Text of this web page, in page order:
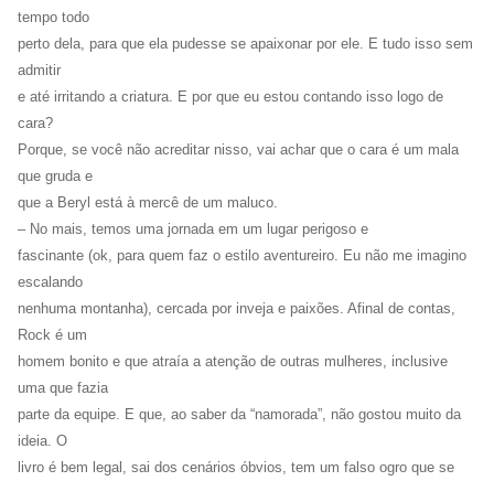
tempo todo
perto dela, para que ela pudesse se apaixonar por ele. E tudo isso sem
admitir
e até irritando a criatura. E por que eu estou contando isso logo de
cara?
Porque, se você não acreditar nisso, vai achar que o cara é um mala
que gruda e
que a Beryl está à mercê de um maluco.
– No mais, temos uma jornada em um lugar perigoso e
fascinante (ok, para quem faz o estilo aventureiro. Eu não me imagino
escalando
nenhuma montanha), cercada por inveja e paixões. Afinal de contas,
Rock é um
homem bonito e que atraía a atenção de outras mulheres, inclusive
uma que fazia
parte da equipe. E que, ao saber da “namorada”, não gostou muito da
ideia. O
livro é bem legal, sai dos cenários óbvios, tem um falso ogro que se